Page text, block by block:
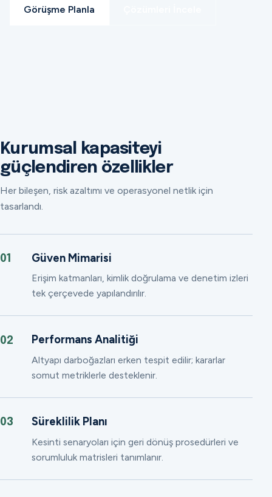
Görüşme Planla
Kurumsal kapasiteyi
güçlendiren özellikler
Her bileşen, risk azaltımı ve operasyonel netlik için
tasarlandı.
01 Güven Mimarisi
Erişim katmanları, kimlik doğrulama ve denetim izleri
tek çerçevede yapılandırılır.
02 Performans Analitiği
Altyapı darboğazları erken tespit edilir; kararlar
somut metriklerle desteklenir.
03 Süreklilik Planı
Kesinti senaryoları için geri dönüş prosedürleri ve
sorumluluk matrisleri tanımlanır.